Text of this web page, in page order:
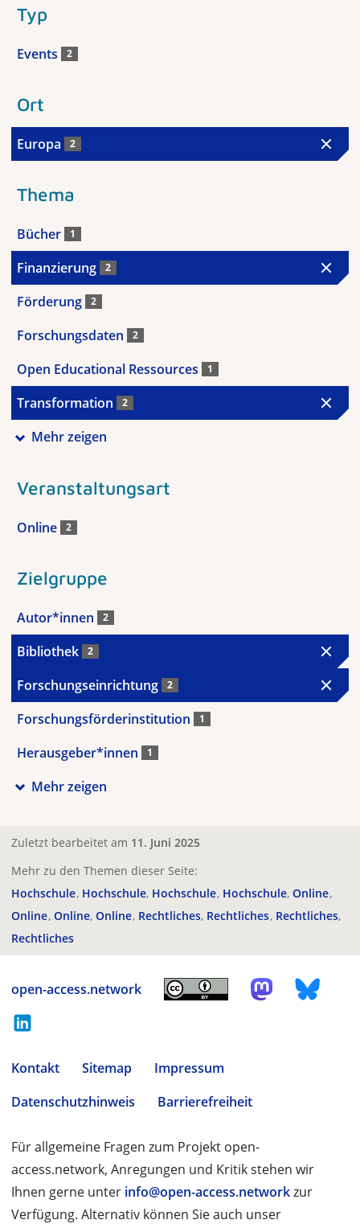
Typ
Events 2
Ort
Europa 2
Thema
Bücher 1
Finanzierung 2
Förderung 2
Forschungsdaten 2
Open Educational Ressources 1
Transformation 2
Mehr zeigen
Veranstaltungsart
Online 2
Zielgruppe
Autor*innen 2
Bibliothek 2
Forschungseinrichtung 2
Forschungsförderinstitution 1
Herausgeber*innen 1
Mehr zeigen
Zuletzt bearbeitet am 11. Juni 2025
Mehr zu den Themen dieser Seite:
Hochschule Hochschule Hochschule Hochschule Online
Online Online Online Rechtliches Rechtliches Rechtliches
Rechtliches
open-access.network
Kontakt Sitemap
Impressum
Datenschutzhinweis
Barrierefreiheit
Für allgemeine Fragen zum Projekt open-
access.network, Anregungen und Kritik stehen wir
Ihnen gerne unter info@open-access.networkzur
Verfügung. Alternativ können Sie auch unser